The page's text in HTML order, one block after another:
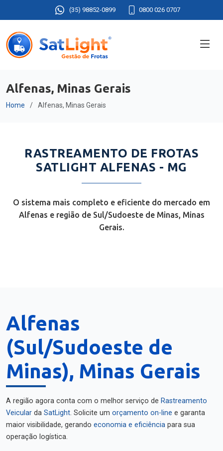
(35) 98852-0899 0800 026 0707
Alfenas, Minas Gerais
Home Alfenas, Minas Gerais
RASTREAMENTO DE FROTAS
SATLIGHT ALFENAS - MG
O sistema mais completo e eficiente do mercado em
Alfenas e região de Sul/Sudoeste de Minas, Minas
Gerais.
Alfenas
(Sul/Sudoeste de
Minas), Minas Gerais
A região agora conta com o melhor serviço de Rastreamento
Veicular da SatLight. Solicite um orçamento on-line e garanta
maior visibilidade, gerando economia e eficiência para sua
operação logística.